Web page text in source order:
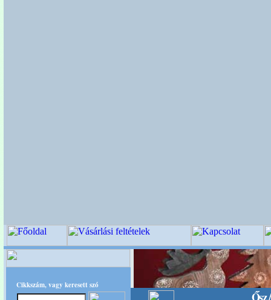
Cikkszám, vagy keresett szó